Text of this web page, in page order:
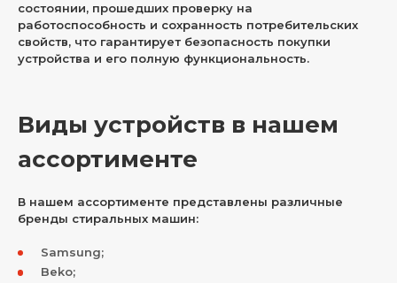
состоянии, прошедших проверку на
работоспособность и сохранность потребительских
свойств, что гарантирует безопасность покупки
устройства и его полную функциональность.
Виды устройств в нашем
ассортименте
В нашем ассортименте представлены различные
бренды стиральных машин:
Samsung;
Beko;